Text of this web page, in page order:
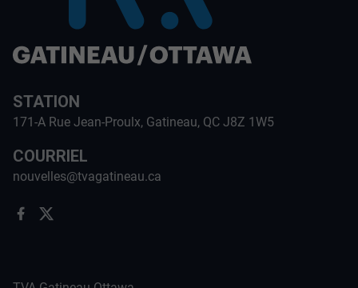
STATION
171-A Rue Jean-Proulx, Gatineau, QC J8Z 1W5
COURRIEL
nouvelles@tvagatineau.ca